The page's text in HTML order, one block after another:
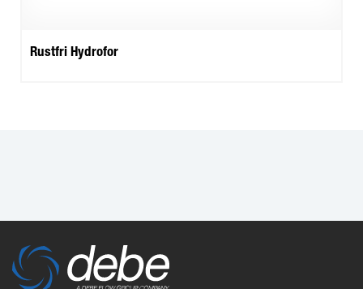
Rustfri Hydrofor